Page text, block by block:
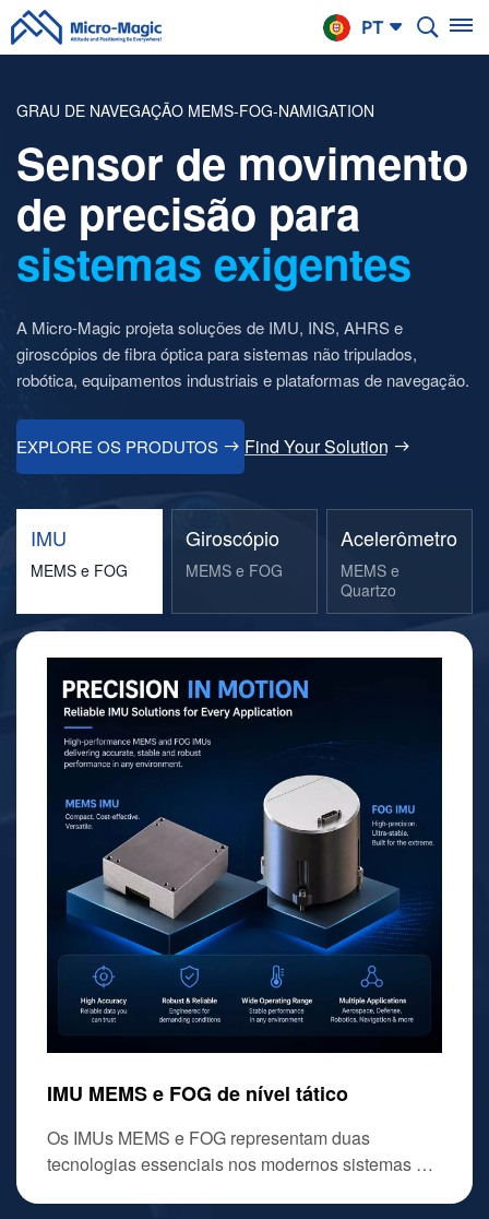
PT
English
русский
Español
Português
بالعربية
CN
GRAU DE NAVEGAÇÃO MEMS-FOG-NAMIGATION
Sensor de movimento
de precisão para
sistemas exigentes
A Micro-Magic projeta soluções de IMU, INS, AHRS e
giroscópios de fibra óptica para sistemas não tripulados,
robótica, equipamentos industriais e plataformas de navegação.
EXPLORE OS PRODUTOS Find Your Solution
IMU
MEMS e FOG
Giroscópio
MEMS e FOG
Acelerômetro
MEMS e
Quartzo
IMU MEMS e FOG de nível tático
Os IMUs MEMS e FOG representam duas
tecnologias essenciais nos modernos sistemas de
Giroscópio MEMS de nível tático e FOG
Acelerômetro MEMS de nível tático e
CARRINHO
DE
Your
Cart
Is
Empty!